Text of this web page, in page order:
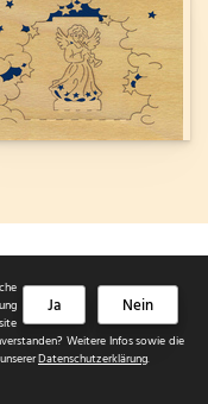
Nein
Ja
Weitere Infos sowie die
Datenschutzerklärung.